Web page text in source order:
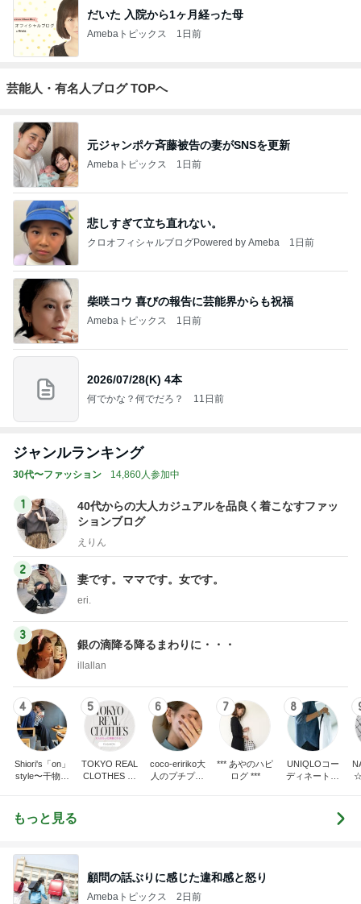
だいた 入院から1ヶ月経った母
Amebaトピックス 1日前
芸能人・有名人ブログ TOPへ
元ジャンポケ斉藤被告の妻がSNSを更新
Amebaトピックス 1日前
悲しすぎて立ち直れない。
クロオフィシャルブログPowered by Ameba 1日前
柴咲コウ 喜びの報告に芸能界からも祝福
Amebaトピックス 1日前
2026/07/28(K) 4本
何でかな？何でだろ？ 11日前
ジャンルランキング
30代〜ファッション 14,860人参加中
1
40代からの大人カジュアルを品良く着こなすファッ
ションブログ
えりん
2
妻です。ママです。女です。
eri.
3
銀の滴降る降るまわりに・・・
illallan
4
Shiori's「on」
style〜干物女
5
TOKYO REAL
CLOTHES 大
6
coco-eririko大
人のプチプラ
7
*** あやのハピ
ログ ***
8
UNIQLOコー
ディネート日
もっと見る
顧問の話ぶりに感じた違和感と怒り
Amebaトピックス 2日前